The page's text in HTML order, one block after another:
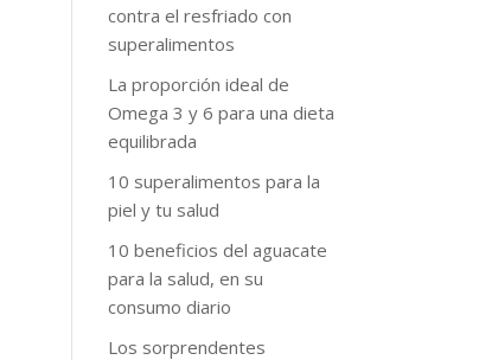
contra el resfriado con
superalimentos
La proporción ideal de
Omega 3 y 6 para una dieta
equilibrada
10 superalimentos para la
piel y tu salud
10 beneficios del aguacate
para la salud, en su
consumo diario
Los sorprendentes